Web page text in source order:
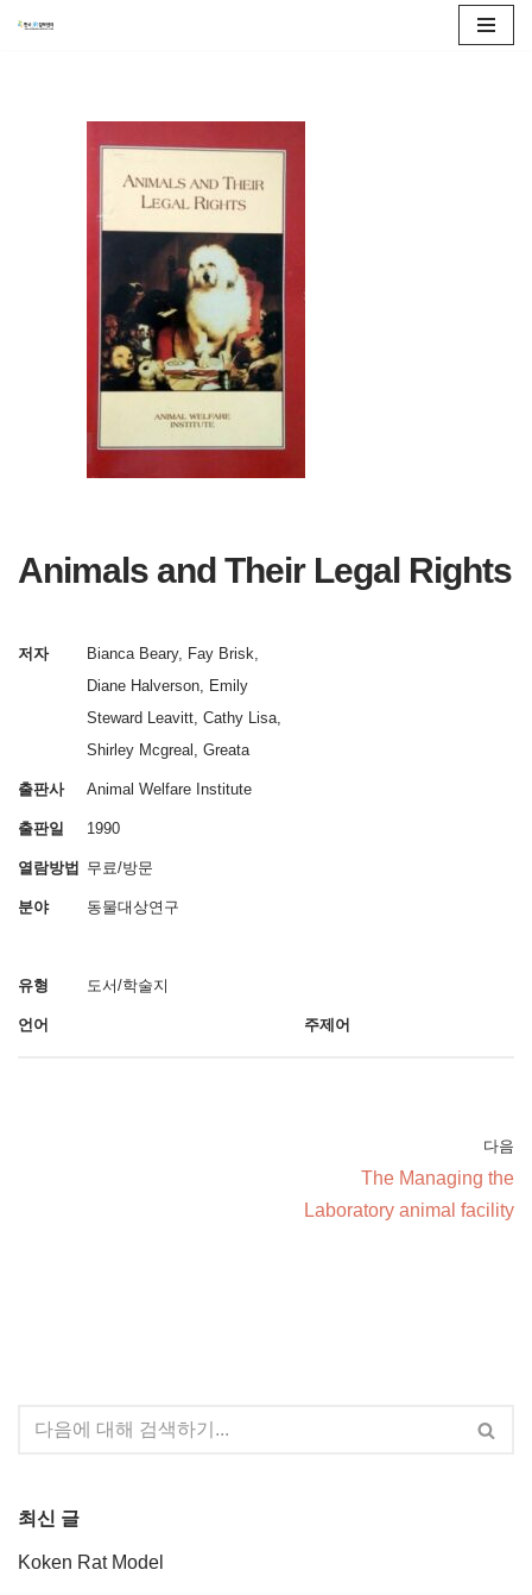
Animals and Their Legal Rights
저자
Bianca Beary, Fay Brisk,
Diane Halverson, Emily
Steward Leavitt, Cathy Lisa,
Shirley Mcgreal, Greata
출판사 Animal Welfare Institute
출판일 1990
열람방법 무료/방문
분야 동물대상연구
유형 도서/학술지
언어 주제어
다음
The Managing the
Laboratory animal facility
최신 글
Koken Rat Model